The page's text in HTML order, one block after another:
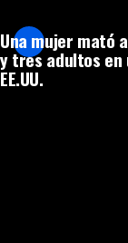
Una mujer mató
y tres adultos en
EE.UU.